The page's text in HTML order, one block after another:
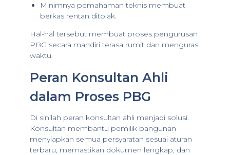
Minimnya pemahaman teknis membuat
berkas rentan ditolak.
Hal-hal tersebut membuat proses pengurusan
PBG secara mandiri terasa rumit dan menguras
waktu.
Peran Konsultan Ahli
dalam Proses PBG
Di sinilah peran konsultan ahli menjadi solusi.
Konsultan membantu pemilik bangunan
menyiapkan semua persyaratan sesuai aturan
terbaru, memastikan dokumen lengkap, dan